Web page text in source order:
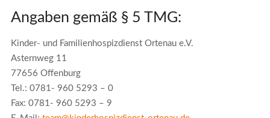
Angaben gemäß § 5 TMG:
Kinder- und Familienhospizdienst Ortenau e.V.
Asternweg 11
77656 Offenburg
Tel.: 0781- 960 5293 – 0
Fax: 0781- 960 5293 – 9